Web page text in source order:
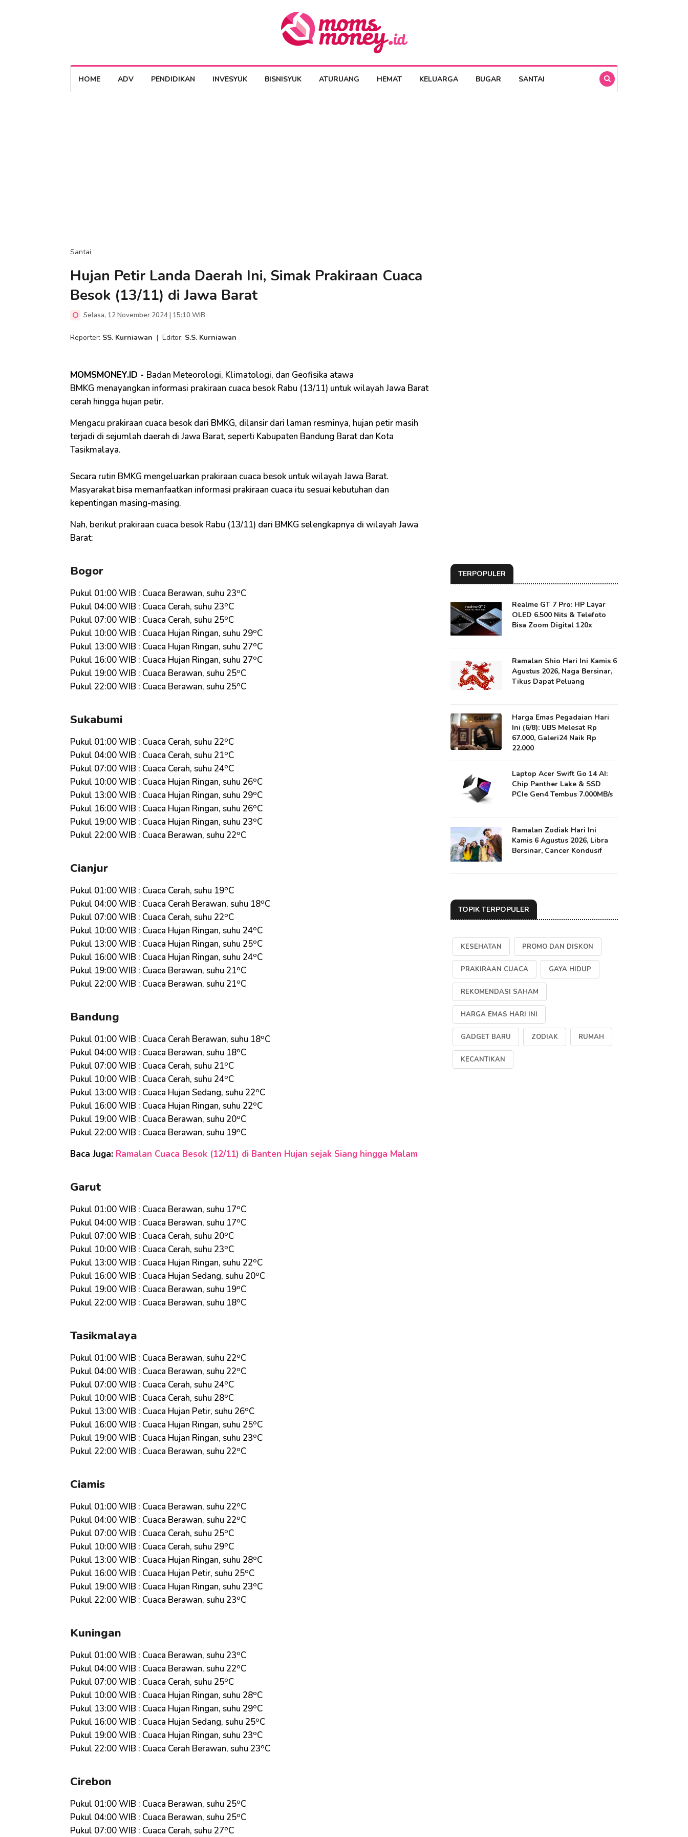
HOME ADV PENDIDIKAN INVESYUK BISNISYUK ATURUANG HEMAT KELUARGA BUGAR SANTAI
Santai
Hujan Petir Landa Daerah Ini, Simak Prakiraan Cuaca
Besok (13/11) di Jawa Barat
Selasa, 12 November 2024 | 15:10 WIB
Reporter: SS. Kurniawan | Editor: S.S. Kurniawan
MOMSMONEY.ID - Badan Meteorologi, Klimatologi, dan Geofisika atawa
BMKG menayangkan informasi prakiraan cuaca besok Rabu (13/11) untuk wilayah Jawa Barat
cerah hingga hujan petir.
Mengacu prakiraan cuaca besok dari BMKG, dilansir dari laman resminya, hujan petir masih
terjadi di sejumlah daerah di Jawa Barat, seperti Kabupaten Bandung Barat dan Kota
Tasikmalaya.
Secara rutin BMKG mengeluarkan prakiraan cuaca besok untuk wilayah Jawa Barat.
Masyarakat bisa memanfaatkan informasi prakiraan cuaca itu sesuai kebutuhan dan
kepentingan masing-masing.
Nah, berikut prakiraan cuaca besok Rabu (13/11) dari BMKG selengkapnya di wilayah Jawa
Barat:
Bogor
Pukul 01:00 WIB : Cuaca Berawan, suhu 23oC
Pukul 04:00 WIB : Cuaca Cerah, suhu 23oC
Pukul 07:00 WIB : Cuaca Cerah, suhu 25oC
Pukul 10:00 WIB : Cuaca Hujan Ringan, suhu 29oC
Pukul 13:00 WIB : Cuaca Hujan Ringan, suhu 27oC
Pukul 16:00 WIB : Cuaca Hujan Ringan, suhu 27oC
Pukul 19:00 WIB : Cuaca Berawan, suhu 25oC
Pukul 22:00 WIB : Cuaca Berawan, suhu 25oC
Sukabumi
Pukul 01:00 WIB : Cuaca Cerah, suhu 22oC
Pukul 04:00 WIB : Cuaca Cerah, suhu 21oC
Pukul 07:00 WIB : Cuaca Cerah, suhu 24oC
Pukul 10:00 WIB : Cuaca Hujan Ringan, suhu 26oC
Pukul 13:00 WIB : Cuaca Hujan Ringan, suhu 29oC
Pukul 16:00 WIB : Cuaca Hujan Ringan, suhu 26oC
Pukul 19:00 WIB : Cuaca Hujan Ringan, suhu 23oC
Pukul 22:00 WIB : Cuaca Berawan, suhu 22oC
Cianjur
Pukul 01:00 WIB : Cuaca Cerah, suhu 19oC
Pukul 04:00 WIB : Cuaca Cerah Berawan, suhu 18oC
Pukul 07:00 WIB : Cuaca Cerah, suhu 22oC
Pukul 10:00 WIB : Cuaca Hujan Ringan, suhu 24oC
Pukul 13:00 WIB : Cuaca Hujan Ringan, suhu 25oC
Pukul 16:00 WIB : Cuaca Hujan Ringan, suhu 24oC
Pukul 19:00 WIB : Cuaca Berawan, suhu 21oC
Pukul 22:00 WIB : Cuaca Berawan, suhu 21oC
Bandung
Pukul 01:00 WIB : Cuaca Cerah Berawan, suhu 18oC
Pukul 04:00 WIB : Cuaca Berawan, suhu 18oC
Pukul 07:00 WIB : Cuaca Cerah, suhu 21oC
Pukul 10:00 WIB : Cuaca Cerah, suhu 24oC
Pukul 13:00 WIB : Cuaca Hujan Sedang, suhu 22oC
Pukul 16:00 WIB : Cuaca Hujan Ringan, suhu 22oC
Pukul 19:00 WIB : Cuaca Berawan, suhu 20oC
Pukul 22:00 WIB : Cuaca Berawan, suhu 19oC
Baca Juga: Ramalan Cuaca Besok (12/11) di Banten Hujan sejak Siang hingga Malam
Garut
Pukul 01:00 WIB : Cuaca Berawan, suhu 17oC
Pukul 04:00 WIB : Cuaca Berawan, suhu 17oC
Pukul 07:00 WIB : Cuaca Cerah, suhu 20oC
Pukul 10:00 WIB : Cuaca Cerah, suhu 23oC
Pukul 13:00 WIB : Cuaca Hujan Ringan, suhu 22oC
Pukul 16:00 WIB : Cuaca Hujan Sedang, suhu 20oC
Pukul 19:00 WIB : Cuaca Berawan, suhu 19oC
Pukul 22:00 WIB : Cuaca Berawan, suhu 18oC
Tasikmalaya
Pukul 01:00 WIB : Cuaca Berawan, suhu 22oC
Pukul 04:00 WIB : Cuaca Berawan, suhu 22oC
Pukul 07:00 WIB : Cuaca Cerah, suhu 24oC
Pukul 10:00 WIB : Cuaca Cerah, suhu 28oC
Pukul 13:00 WIB : Cuaca Hujan Petir, suhu 26oC
Pukul 16:00 WIB : Cuaca Hujan Ringan, suhu 25oC
Pukul 19:00 WIB : Cuaca Hujan Ringan, suhu 23oC
Pukul 22:00 WIB : Cuaca Berawan, suhu 22oC
Ciamis
Pukul 01:00 WIB : Cuaca Berawan, suhu 22oC
Pukul 04:00 WIB : Cuaca Berawan, suhu 22oC
Pukul 07:00 WIB : Cuaca Cerah, suhu 25oC
Pukul 10:00 WIB : Cuaca Cerah, suhu 29oC
Pukul 13:00 WIB : Cuaca Hujan Ringan, suhu 28oC
Pukul 16:00 WIB : Cuaca Hujan Petir, suhu 25oC
Pukul 19:00 WIB : Cuaca Hujan Ringan, suhu 23oC
Pukul 22:00 WIB : Cuaca Berawan, suhu 23oC
Kuningan
Pukul 01:00 WIB : Cuaca Berawan, suhu 23oC
Pukul 04:00 WIB : Cuaca Berawan, suhu 22oC
Pukul 07:00 WIB : Cuaca Cerah, suhu 25oC
Pukul 10:00 WIB : Cuaca Hujan Ringan, suhu 28oC
Pukul 13:00 WIB : Cuaca Hujan Ringan, suhu 29oC
Pukul 16:00 WIB : Cuaca Hujan Sedang, suhu 25oC
Pukul 19:00 WIB : Cuaca Hujan Ringan, suhu 23oC
Pukul 22:00 WIB : Cuaca Cerah Berawan, suhu 23oC
Cirebon
Pukul 01:00 WIB : Cuaca Berawan, suhu 25oC
Pukul 04:00 WIB : Cuaca Berawan, suhu 25oC
Pukul 07:00 WIB : Cuaca Cerah, suhu 27oC
TERPOPULER
Realme GT 7 Pro: HP Layar
OLED 6.500 Nits & Telefoto
Bisa Zoom Digital 120x
Ramalan Shio Hari Ini Kamis 6
Agustus 2026, Naga Bersinar,
Tikus Dapat Peluang
Harga Emas Pegadaian Hari
Ini (6/8): UBS Melesat Rp
67.000, Galeri24 Naik Rp
22.000
Laptop Acer Swift Go 14 AI:
Chip Panther Lake & SSD
PCIe Gen4 Tembus 7.000MB/s
Ramalan Zodiak Hari Ini
Kamis 6 Agustus 2026, Libra
Bersinar, Cancer Kondusif
TOPIK TERPOPULER
KESEHATAN PROMO DAN DISKON
PRAKIRAAN CUACA GAYA HIDUP
REKOMENDASI SAHAM
HARGA EMAS HARI INI
GADGET BARU ZODIAK RUMAH
KECANTIKAN